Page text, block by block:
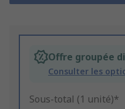
Offre groupée
Consulter les
Sous-total (1 unité)*